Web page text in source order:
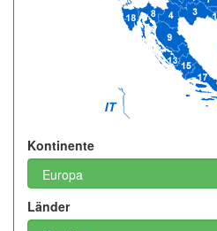
Kontinente
Länder